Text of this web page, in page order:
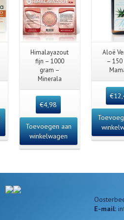
Quick View
Himalayazout
fijn – 1000
gram –
Minerala
€4,98
Toevoegen aan
winkelwagen
Quick
Aloë
–
€
E-mail: